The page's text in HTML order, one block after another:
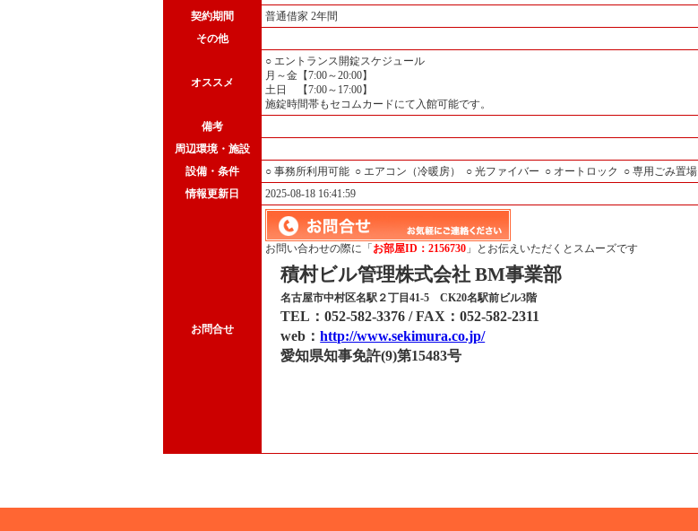
契約期間
普通借家 2年間
その他
オススメ
○ エントランス開錠スケジュール
月～金【7:00～20:00】
土日 【7:00～17:00】
施錠時間帯もセコムカードにて入館可能です。
備考
周辺環境・施設
設備・条件
○ 事務所利用可能 ○ エアコン（冷暖房） ○ 光ファイバー ○ オートロック ○ 専用ごみ置場
情報更新日
2025-08-18 16:41:59
お問合せ
お問い合わせの際に「 お部屋ID：2156730 」とお伝えいただくとスムーズです
積村ビル管理株式会社 BM事業部
名古屋市中村区名駅２丁目41-5 CK20名駅前ビル3階
TEL：052-582-3376 / FAX：052-582-2311
web：http://www.sekimura.co.jp/
愛知県知事免許(9)第15483号